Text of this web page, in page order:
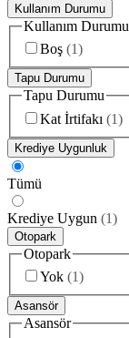
Kullanım Durumu
Kullanım Durumu
Boş (1)
Tapu Durumu
Tapu Durumu
Kat İrtifakı (1)
Krediye Uygunluk
Tümü
Krediye Uygun (1)
Otopark
Otopark
Yok (1)
Asansör
Asansör